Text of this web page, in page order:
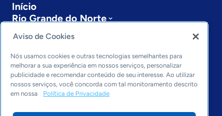
Início
Rio Grande do Norte
Sobre a ASN
Últimas notícias
Entre em contato
Editorias
Economia & Política
Inovação & Tecnologia
Cultura empreendedora
Aviso de Cookies
Nós usamos cookies e outras tecnologias semelhantes para
melhorar a sua experiência em nossos serviços, personalizar
publicidade e recomendar conteúdo de seu interesse. Ao utilizar
nossos serviços, você concorda com tal monitoramento descrito
em nossa
Política de Privacidade